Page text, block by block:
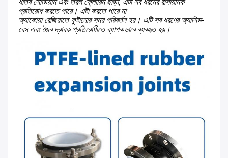
ধাতব সোডিয়াম এবং তরল ফ্লোরিন ছাড়া, এটা সব ধরনের রাসায়নিক
প্রতিরোধ করতে পারে। এটা করতে পারে না
অ্যাকোয়া রেজিয়াতে ফুটানোর সময় পরিবর্তন হয়। এটি সব ধরণের অ্যাসিড-
বেস এবং জৈব দ্রাবক প্রতিরোধীতে ব্যাপকভাবে ব্যবহৃত হয়।